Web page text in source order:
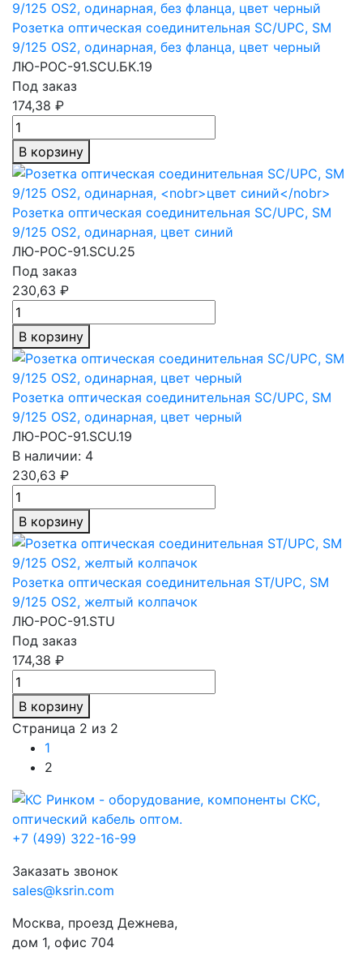
Розетка оптическая соединительная SC/UPC, SM
9/125 OS2, одинарная, без фланца, цвет черный
ЛЮ-РОС-91.SCU.БК.19
Под заказ
174,38 ₽
В корзину
Розетка оптическая соединительная SC/UPC, SM
9/125 OS2, одинарная, цвет синий
ЛЮ-РОС-91.SCU.25
Под заказ
230,63 ₽
В корзину
Розетка оптическая соединительная SC/UPC, SM
9/125 OS2, одинарная, цвет черный
ЛЮ-РОС-91.SCU.19
В наличии: 4
230,63 ₽
В корзину
Розетка оптическая соединительная ST/UPC, SM
9/125 OS2, желтый колпачок
ЛЮ-РОС-91.STU
Под заказ
174,38 ₽
В корзину
Страница 2 из 2
1
2
+7 (499) 322-16-99
Заказать звонок
sales@ksrin.com
Москва, проезд Дежнева,
дом 1, офис 704